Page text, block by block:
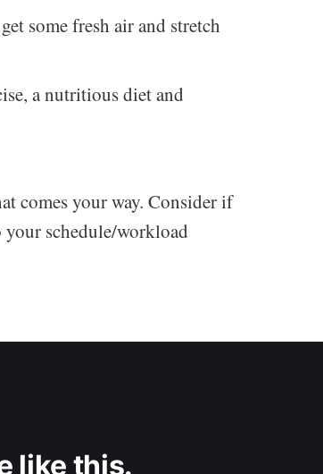
some fresh air and stretch
a nutritious diet and
comes your way. Consider if
schedule/workload
like this.